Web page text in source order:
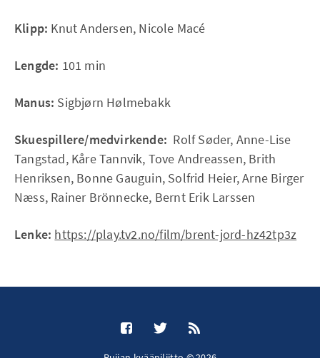
Klipp: Knut Andersen, Nicole Macé
Lengde: 101 min
Manus: Sigbjørn Hølmebakk
Skuespillere/medvirkende: Rolf Søder, Anne-Lise
Tangstad, Kåre Tannvik, Tove Andreassen, Brith
Henriksen, Bonne Gauguin, Solfrid Heier, Arne Birger
Næss, Rainer Brönnecke, Bernt Erik Larssen
Lenke: https://play.tv2.no/film/brent-jord-hz42tp3z